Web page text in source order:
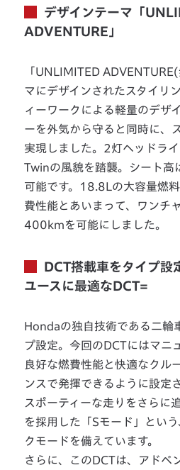
デザインテーマ「
ADVENTURE」
「UNLIMITED
マにデザインされたスタイリ
ィーワークによる軽量のデザ
ーを外気から守ると同時に、
実現しました。2灯ヘッドラ
Twinの風貌を踏襲。シート
可能です。18.8Lの大容量燃
費性能とあいまって、ワンチ
400kmを可能にしました。
DCT搭載車をタイプ設
ユースに最適なDCT=
Hondaの独自技術である二輪
プ設定。今回のDCTにはマニ
良好な燃費性能と快適なクル
ンスで発揮できるように設定
スポーティーな走りをさらに
を採用した「Sモード」とい
クモードを備えています。
さらに、このDCTは、アドベ